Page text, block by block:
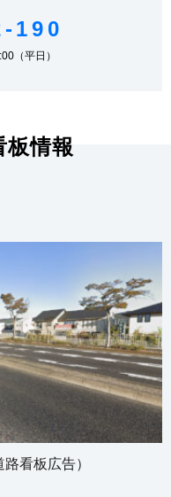
190
（平日）
板情報
看板広告）